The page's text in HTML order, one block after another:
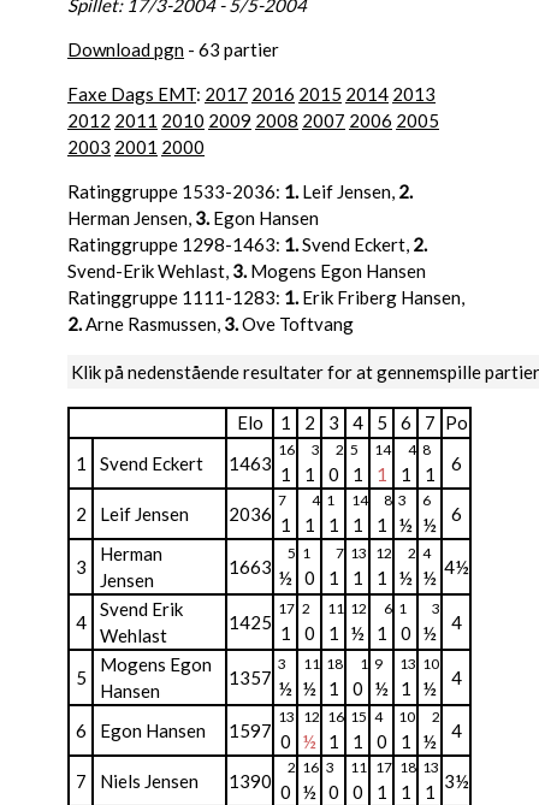
Spillet: 17/3-2004 - 5/5-2004
Download pgn - 63 partier
Faxe Dags EMT: 2017 2016 2015 2014 2013
2012 2011 2010 2009 2008 2007 2006 2005
2003 2001 2000
Ratinggruppe 1533-2036: 1.Leif Jensen, 2.
Herman Jensen, 3.Egon Hansen
Ratinggruppe 1298-1463: 1.Svend Eckert, 2.
Svend-Erik Wehlast, 3.Mogens Egon Hansen
Ratinggruppe 1111-1283: 1.Erik Friberg Hansen,
2.Arne Rasmussen, 3.Ove Toftvang
Klik på nedenstående resultater for at gennemspille partier
Elo 1 2 3 4 5 6 7 Po
1
Svend Eckert 1463
16
1
3
1
2
0
5
1
14
1
4
1
8
1 6
2 Leif Jensen 2036
7
1
4
1
1
1
14
1
8
1
3
½
6
½ 6
3
Herman
Jensen
1663
5
½
1
0
7
1
13
1
12
1
2
½
4
½ 4½
4
Svend Erik
Wehlast
1425
17
1
2
0
11
1
12
½
6
1
1
0
3
½ 4
5
Mogens Egon
Hansen
1357
3
½
11
½
18
1
1
0
9
½
13
1
10
½ 4
6 Egon Hansen 1597
13
0
12
½
16
1
15
1
4
0
10
1
2
½ 4
7 Niels Jensen 1390
2
0
16
½
3
0
11
0
17
1
18
1
13
1 3½